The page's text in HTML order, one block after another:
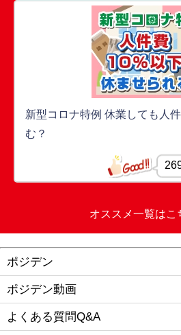
新型コロナ特例 休業しても人
む？
オススメ一覧はこ
ポジデン
ポジデン動画
よくある質問Q&A